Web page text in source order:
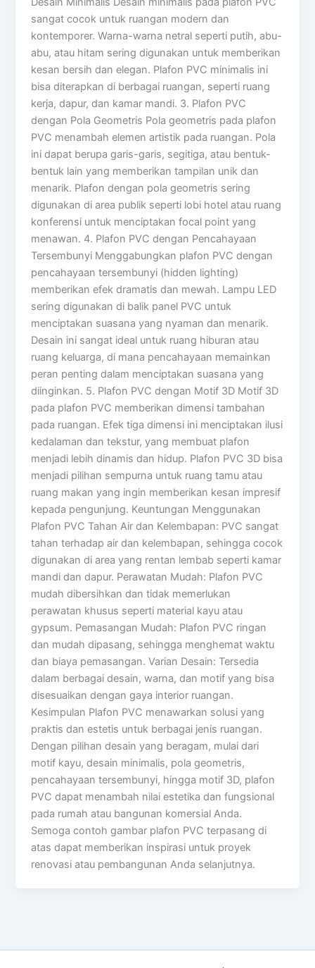
sangat cocok untuk ruangan modern dan
kontemporer. Warna-warna netral seperti putih, abu-
abu, atau hitam sering digunakan untuk memberikan
kesan bersih dan elegan. Plafon PVC minimalis ini
bisa diterapkan di berbagai ruangan, seperti ruang
kerja, dapur, dan kamar mandi. 3. Plafon PVC
dengan Pola Geometris Pola geometris pada plafon
PVC menambah elemen artistik pada ruangan. Pola
ini dapat berupa garis-garis, segitiga, atau bentuk-
bentuk lain yang memberikan tampilan unik dan
menarik. Plafon dengan pola geometris sering
digunakan di area publik seperti lobi hotel atau ruang
konferensi untuk menciptakan focal point yang
menawan. 4. Plafon PVC dengan Pencahayaan
Tersembunyi Menggabungkan plafon PVC dengan
pencahayaan tersembunyi (hidden lighting)
memberikan efek dramatis dan mewah. Lampu LED
sering digunakan di balik panel PVC untuk
menciptakan suasana yang nyaman dan menarik.
Desain ini sangat ideal untuk ruang hiburan atau
ruang keluarga, di mana pencahayaan memainkan
peran penting dalam menciptakan suasana yang
diinginkan. 5. Plafon PVC dengan Motif 3D Motif 3D
pada plafon PVC memberikan dimensi tambahan
pada ruangan. Efek tiga dimensi ini menciptakan ilusi
kedalaman dan tekstur, yang membuat plafon
menjadi lebih dinamis dan hidup. Plafon PVC 3D bisa
menjadi pilihan sempurna untuk ruang tamu atau
ruang makan yang ingin memberikan kesan impresif
kepada pengunjung. Keuntungan Menggunakan
Plafon PVC Tahan Air dan Kelembapan: PVC sangat
tahan terhadap air dan kelembapan, sehingga cocok
digunakan di area yang rentan lembab seperti kamar
mandi dan dapur. Perawatan Mudah: Plafon PVC
mudah dibersihkan dan tidak memerlukan
perawatan khusus seperti material kayu atau
gypsum. Pemasangan Mudah: Plafon PVC ringan
dan mudah dipasang, sehingga menghemat waktu
dan biaya pemasangan. Varian Desain: Tersedia
dalam berbagai desain, warna, dan motif yang bisa
disesuaikan dengan gaya interior ruangan.
Kesimpulan Plafon PVC menawarkan solusi yang
praktis dan estetis untuk berbagai jenis ruangan.
Dengan pilihan desain yang beragam, mulai dari
motif kayu, desain minimalis, pola geometris,
pencahayaan tersembunyi, hingga motif 3D, plafon
PVC dapat menambah nilai estetika dan fungsional
pada rumah atau bangunan komersial Anda.
Semoga contoh gambar plafon PVC terpasang di
atas dapat memberikan inspirasi untuk proyek
renovasi atau pembangunan Anda selanjutnya.